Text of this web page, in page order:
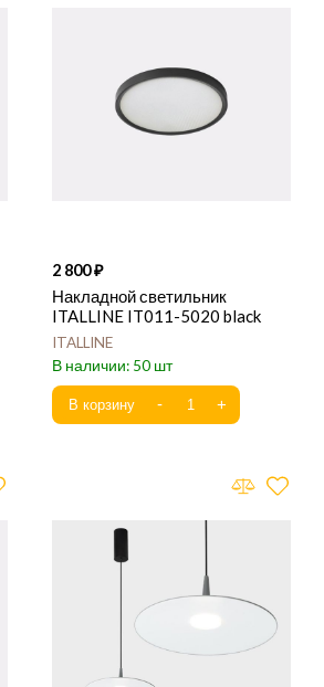
2 800
Накладной светильник
ITALLINE IT011-5020 black
ITALLINE
50